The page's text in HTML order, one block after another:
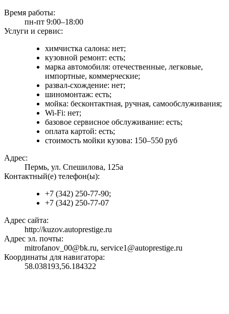
Время работы:
пн-пт 9:00–18:00
Услуги и сервис:
химчистка салона: нет;
кузовной ремонт: есть;
марка автомобиля: отечественные, легковые,
импортные, коммерческие;
развал-схождение: нет;
шиномонтаж: есть;
мойка: бесконтактная, ручная, самообслуживания;
Wi-Fi: нет;
базовое сервисное обслуживание: есть;
оплата картой: есть;
стоимость мойки кузова: 150–550 руб
Адрес:
Пермь, ул. Спешилова, 125а
Контактный(е) телефон(ы):
+7 (342) 250-77-90;
+7 (342) 250-77-07
Адрес сайта:
http://kuzov.autoprestige.ru
Адрес эл. почты:
mitrofanov_00@bk.ru, service1@autoprestige.ru
Координаты для навигатора:
58.038193,56.184322